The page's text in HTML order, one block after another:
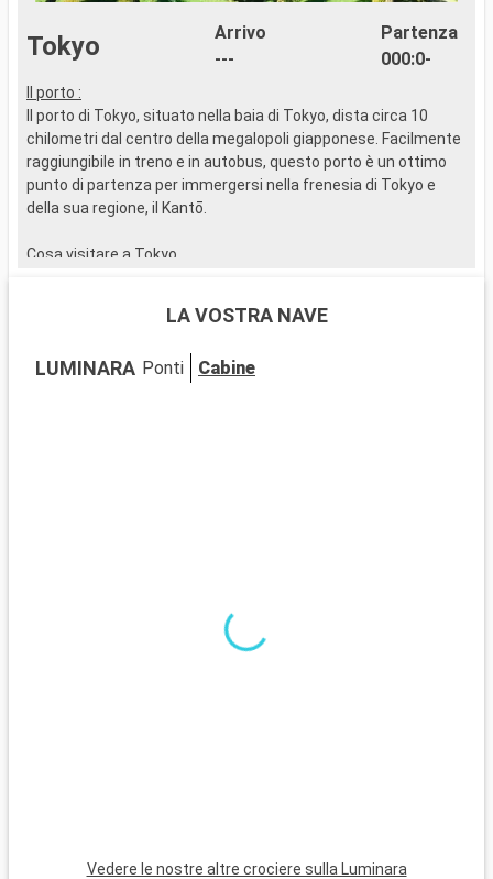
Tokyo
Arrivo
---
Partenza
000:0-
Il porto :
Il porto di Tokyo, situato nella baia di Tokyo, dista circa 10
chilometri dal centro della megalopoli giapponese. Facilmente
raggiungibile in treno e in autobus, questo porto è un ottimo
punto di partenza per immergersi nella frenesia di Tokyo e
della sua regione, il Kantō.
Cosa visitare a Tokyo
non perdere. L'incrocio di Shibuya, simbolo dell'effervescenza
cultura otaku, dista circa 5 chilometri. I Giardini Imperiali
LA VOSTRA NAVE
LUMINARA Ponti Cabine
Vedere le nostre altre crociere sulla Luminara